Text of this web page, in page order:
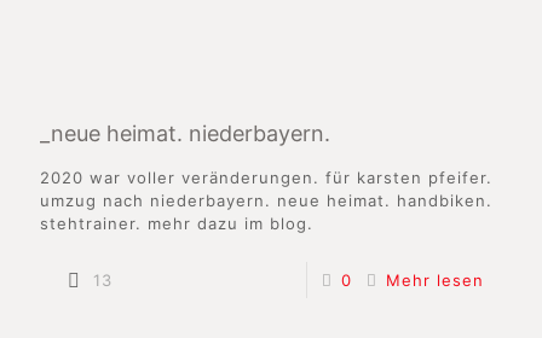
_neue heimat. niederbayern.
2020 war voller veränderungen. für karsten pfeifer.
umzug nach niederbayern. neue heimat. handbiken.
stehtrainer. mehr dazu im blog.
13 0 Mehr lesen